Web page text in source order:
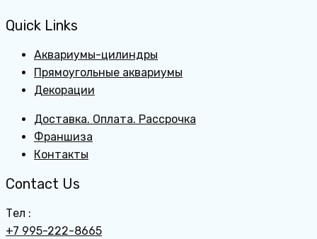
Quick Links
Аквариумы-цилиндры
Прямоугольные аквариумы
Декорации
Доставка. Оплата. Рассрочка
Франшиза
Контакты
Contact Us
Тел :
+7 995-222-8665